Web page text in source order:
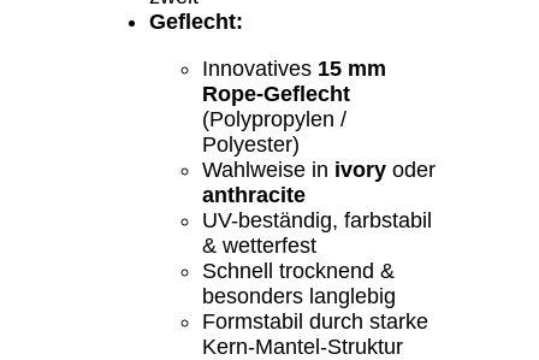
Geflecht:
Innovatives 15 mm
Rope-Geflecht
(Polypropylen /
Polyester)
Wahlweise in ivory oder
anthracite
UV-beständig, farbstabil
& wetterfest
Schnell trocknend &
besonders langlebig
Formstabil durch starke
Kern-Mantel-Struktur